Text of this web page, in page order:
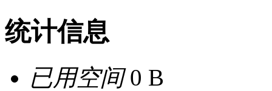
统计信息
已用空间0 B